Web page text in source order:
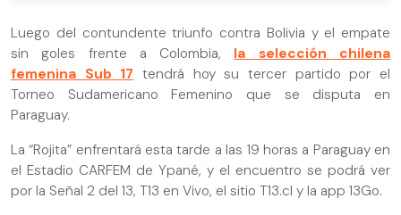
Luego del contundente triunfo contra Bolivia y el empate
sin goles frente a Colombia, la selección chilena
femenina Sub 17 tendrá hoy su tercer partido por el
Torneo Sudamericano Femenino que se disputa en
Paraguay.
La “Rojita” enfrentará esta tarde a las 19 horas a Paraguay en
el Estadio CARFEM de Ypané, y el encuentro se podrá ver
por la Señal 2 del 13, T13 en Vivo, el sitio T13.cl y la app 13Go.